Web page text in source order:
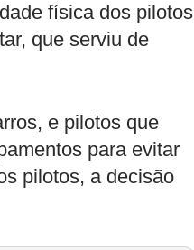
física dos pilotos
que serviu de
e pilotos que
para evitar
pilotos, a decisão